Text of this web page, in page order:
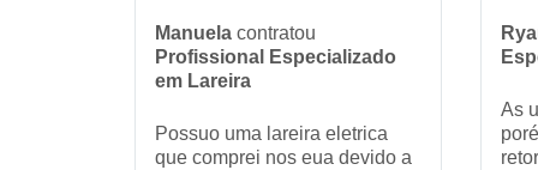
Manuela contratou
Profissional Especializado
em Lareira
Possuo uma lareira eletrica
que comprei nos eua devido a
As